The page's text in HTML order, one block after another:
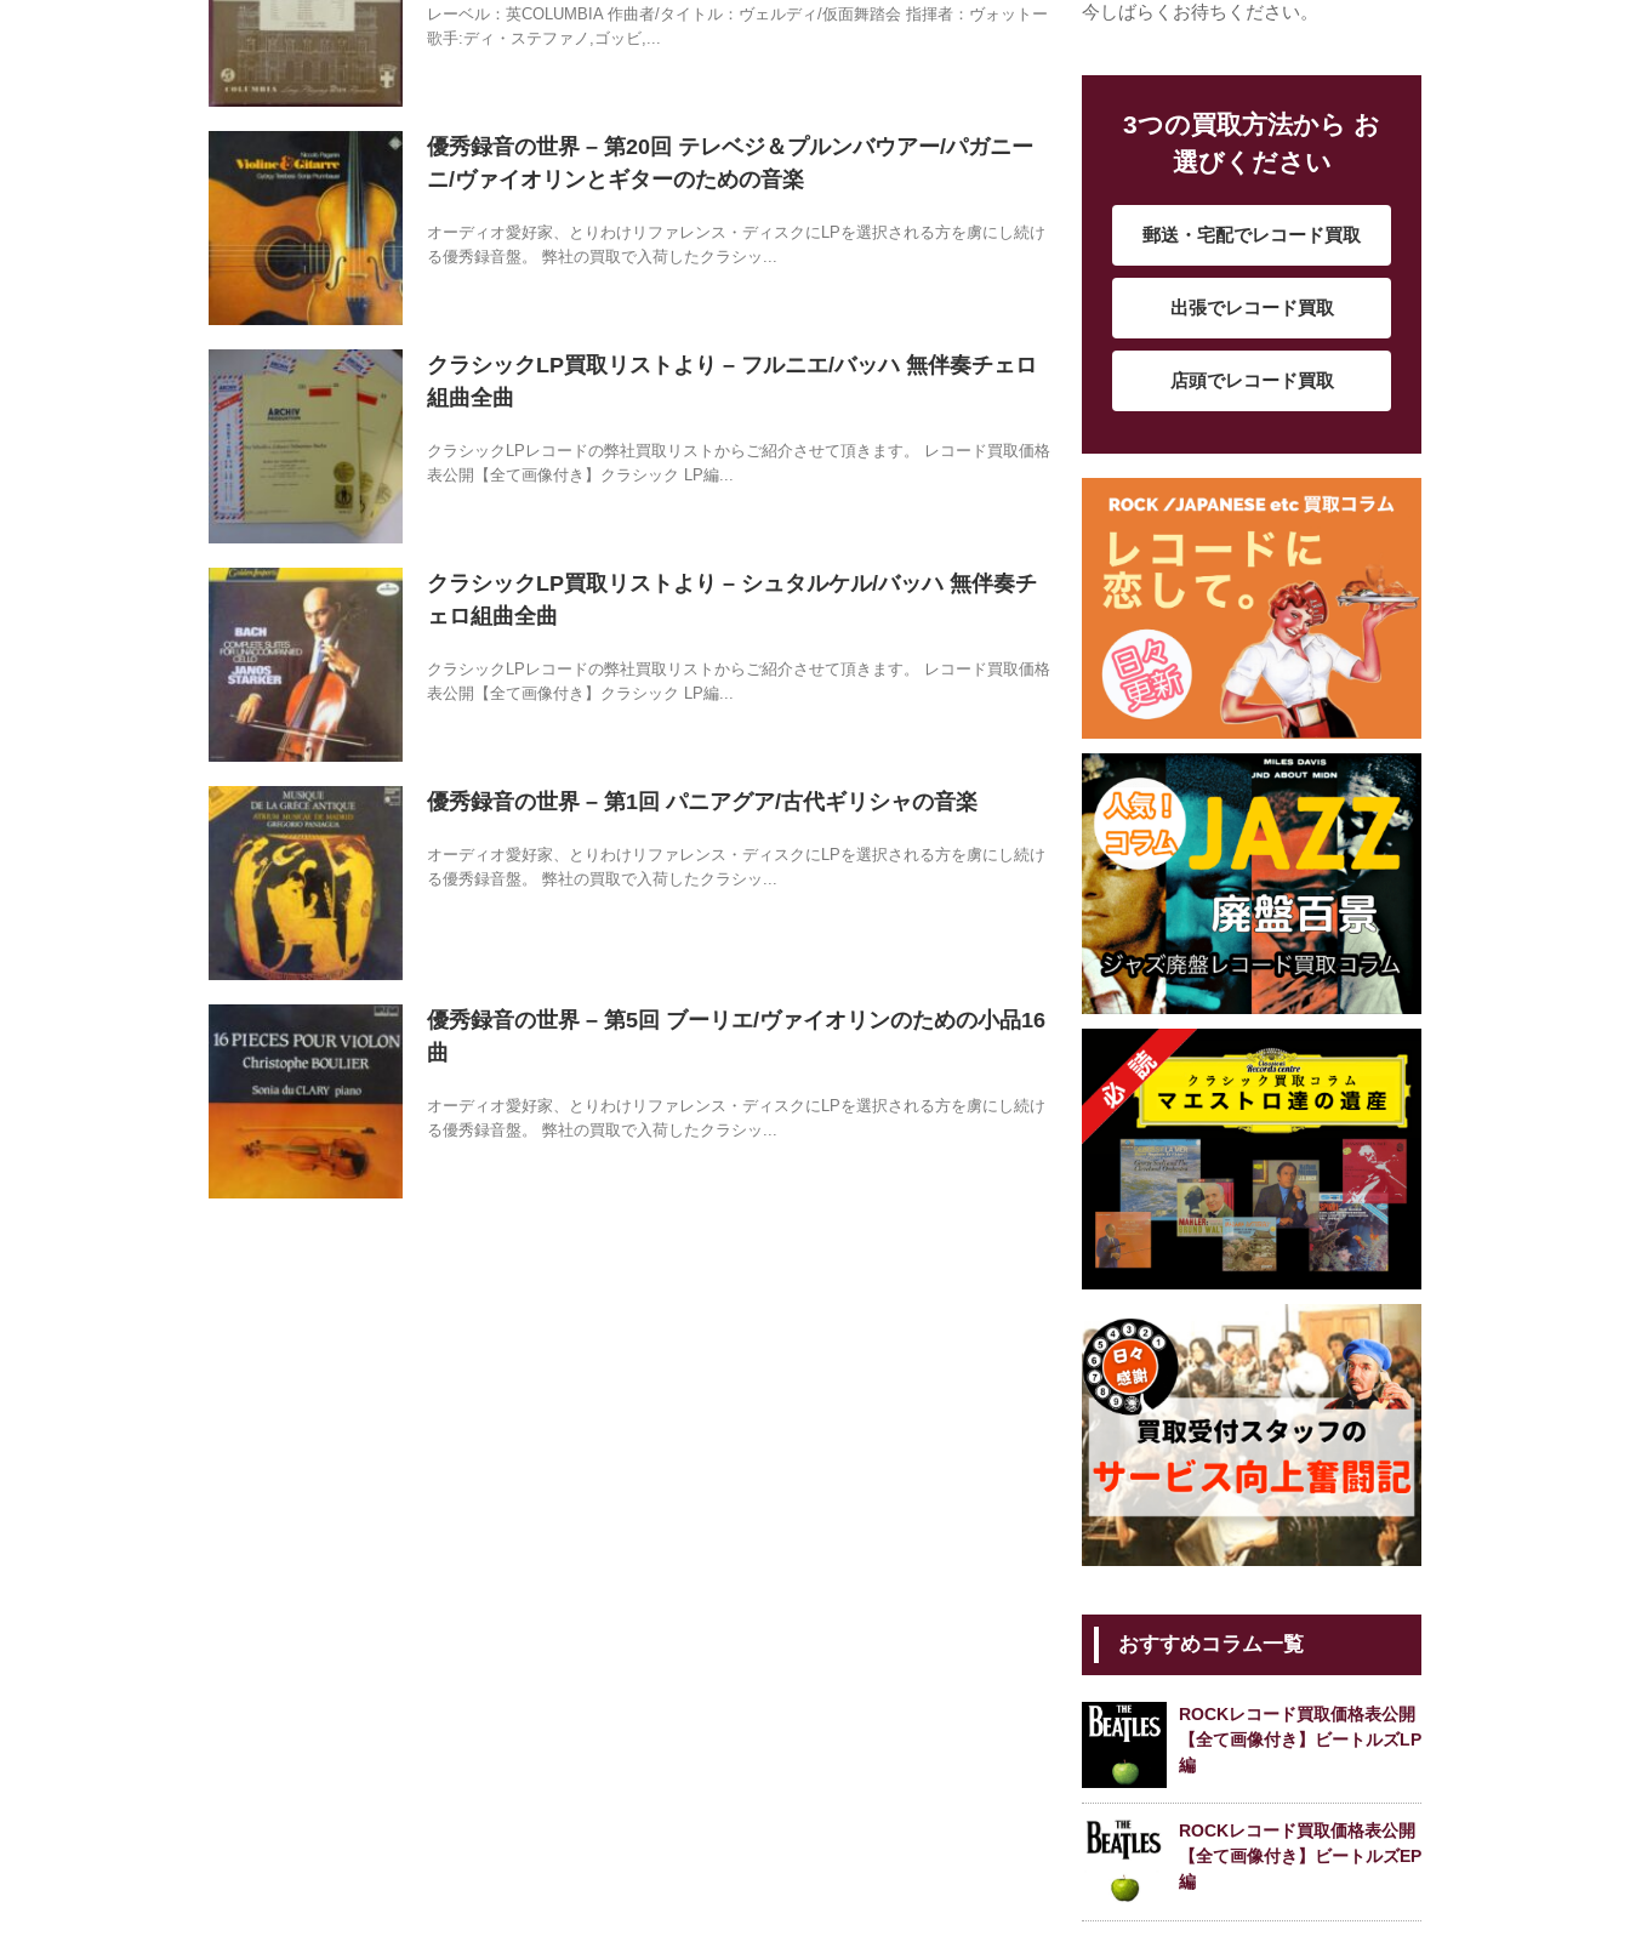
レーベル：英COLUMBIA 作曲者/タイトル：ヴェルディ/仮面舞踏会 指揮者：ヴォットー
歌手:ディ・ステファノ,ゴッビ,...
優秀録音の世界 – 第20回 テレベジ＆プルンバウアー/パガニー
ニ/ヴァイオリンとギターのための音楽
オーディオ愛好家、とりわけリファレンス・ディスクにLPを選択される方を虜にし続け
る優秀録音盤。 弊社の買取で入荷したクラシッ...
クラシックLP買取リストより – フルニエ/バッハ 無伴奏チェロ
組曲全曲
クラシックLPレコードの弊社買取リストからご紹介させて頂きます。 レコード買取価格
表公開【全て画像付き】クラシック LP編...
クラシックLP買取リストより – シュタルケル/バッハ 無伴奏チ
ェロ組曲全曲
クラシックLPレコードの弊社買取リストからご紹介させて頂きます。 レコード買取価格
表公開【全て画像付き】クラシック LP編...
優秀録音の世界 – 第1回 パニアグア/古代ギリシャの音楽
オーディオ愛好家、とりわけリファレンス・ディスクにLPを選択される方を虜にし続け
る優秀録音盤。 弊社の買取で入荷したクラシッ...
優秀録音の世界 – 第5回 ブーリエ/ヴァイオリンのための小品16
曲
オーディオ愛好家、とりわけリファレンス・ディスクにLPを選択される方を虜にし続け
る優秀録音盤。 弊社の買取で入荷したクラシッ...
今しばらくお待ちください。
3つの買取方法から お
選びください
郵送・宅配でレコード買取
出張でレコード買取
店頭でレコード買取
おすすめコラム一覧
ROCKレコード買取価格表公開
【全て画像付き】ビートルズLP
編
ROCKレコード買取価格表公開
【全て画像付き】ビートルズEP
編